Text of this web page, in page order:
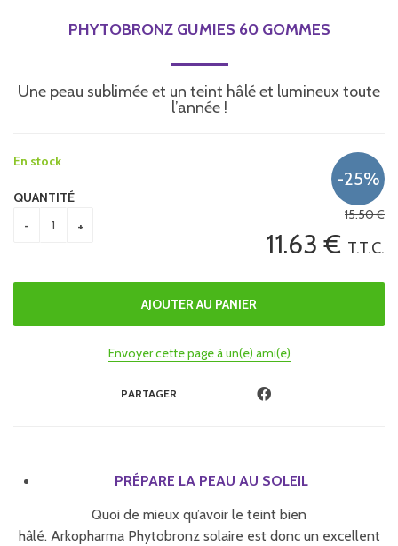
PHYTOBRONZ GUMIES 60 GOMMES
Une peau sublimée et un teint hâlé et lumineux toute
l’année !
15.50€
11.63 € T.T.C.
En stock
QUANTITÉ
Envoyer cette page à un(e) ami(e)
PARTAGER
PRÉPARE LA PEAU AU SOLEIL
Quoi de mieux qu’avoir le teint bien
hâlé. Arkopharma Phytobronz solaire est donc un excellent